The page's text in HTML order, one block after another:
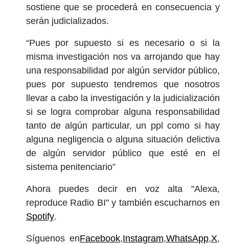
sostiene que se procederá en consecuencia y
serán judicializados.
“Pues por supuesto si es necesario o si la
misma investigación nos va arrojando que hay
una responsabilidad por algún servidor público,
pues por supuesto tendremos que nosotros
llevar a cabo la investigación y la judicialización
si se logra comprobar alguna responsabilidad
tanto de algún particular, un ppl como si hay
alguna negligencia o alguna situación delictiva
de algún servidor público que esté en el
sistema penitenciario”
Ahora puedes decir en voz alta "Alexa,
reproduce Radio BI" y también escucharnos en
Spotify.
Síguenos enFacebook,Instagram,WhatsApp,X,